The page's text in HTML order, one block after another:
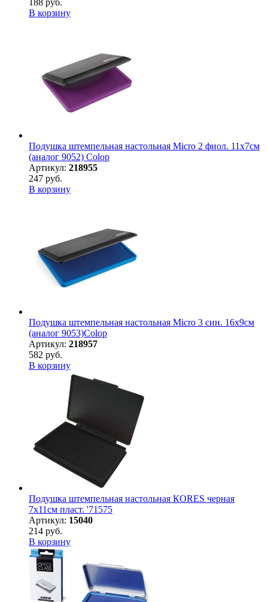
188 руб.
В корзину
Подушка штемпельная настольная Micro 2 фиол. 11х7см
(аналог 9052) Colop
Артикул: 218955
247 руб.
В корзину
Подушка штемпельная настольная Micro 3 син. 16х9см
(аналог 9053)Colop
Артикул: 218957
582 руб.
В корзину
Подушка штемпельная настольная КORES черная
7х11см пласт. '71575
Артикул: 15040
214 руб.
В корзину